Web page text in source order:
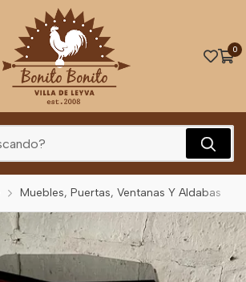
0
Muebles, Puertas, Ventanas Y Aldabas